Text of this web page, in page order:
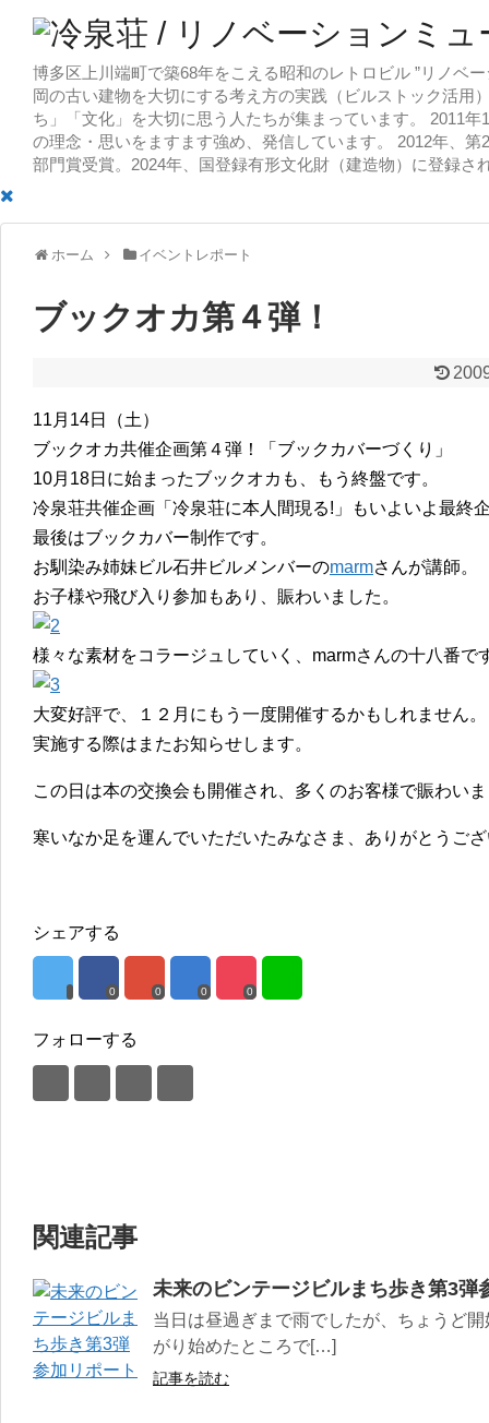
博多区上川端町で築68年をこえる昭和のレトロビル ”リノベ
岡の古い建物を大切にする考え方の実践（ビルストック活用
ち」「文化」を大切に思う人たちが集まっています。 2011
の理念・思いをますます強め、発信しています。 2012年、
部門賞受賞。2024年、国登録有形文化財（建造物）に登録さ
ホーム イベントレポート
ブックオカ第４弾！
11月14日（土）
ブックオカ共催企画第４弾！「ブックカバーづくり」
10月18日に始まったブックオカも、もう終盤です。
冷泉荘共催企画「冷泉荘に本人間現る!」もいよいよ最終
最後はブックカバー制作です。
お馴染み姉妹ビル石井ビルメンバーのmarmさんが講師。
お子様や飛び入り参加もあり、賑わいました。
様々な素材をコラージュしていく、marmさんの十八番で
大変好評で、１２月にもう一度開催するかもしれません。
実施する際はまたお知らせします。
この日は本の交換会も開催され、多くのお客様で賑わい
寒いなか足を運んでいただいたみなさま、ありがとうご
シェアする
0 0 0 0
フォローする
関連記事
未来のビンテージビルまち歩き第3弾
当日は昼過ぎまで雨でしたが、ちょうど
がり始めたところで[…]
記事を読む